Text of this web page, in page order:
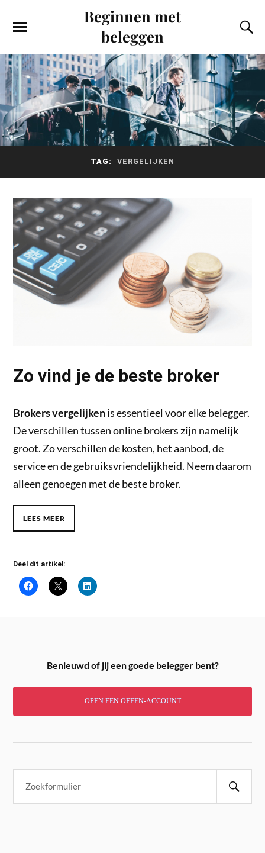
Beginnen met
beleggen
TAG: VERGELIJKEN
Zo vind je de beste broker
Brokers vergelijkenis essentieel voor elke belegger.
De verschillen tussen online brokers zijn namelijk
groot. Zo verschillen de kosten, het aanbod, de
service en de gebruiksvriendelijkheid. Neem daarom
alleen genoegen met de beste broker.
LEES MEER
Deel dit artikel:
Benieuwd of jij een goede belegger bent?
OPEN EEN OEFEN-ACCOUNT